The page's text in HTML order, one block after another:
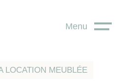
Menu
LOCATION MEUBLÉE